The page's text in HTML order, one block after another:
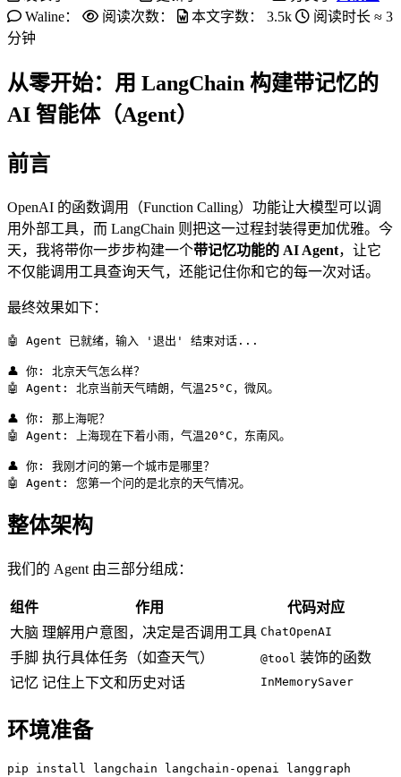
Waline：
阅读次数： 本文字数： 3.5k 阅读时长 ≈ 3
分钟
从零开始：用 LangChain 构建带记忆的
AI 智能体（Agent）
前言
OpenAI 的函数调用（Function Calling）功能让大模型可以调
用外部工具，而 LangChain 则把这一过程封装得更加优雅。今
天，我将带你一步步构建一个带记忆功能的 AI Agent，让它
不仅能调用工具查询天气，还能记住你和它的每一次对话。
最终效果如下：
🤖 Agent 已就绪，输入 '退出' 结束对话...
👤 你 :
北京天气怎么样？
🤖 Agent : 北京当前天气晴朗，气温25°C，微风。
👤 你 :
那上海呢？
🤖 Agent : 上海现在下着小雨，气温20°C，东南风。
👤 你 :
我刚才问的第一个城市是哪里？
🤖 Agent : 您第一个问的是北京的天气情况。
整体架构
我们的 Agent 由三部分组成：
组件 作用
代码对应
大脑 理解用户意图，决定是否调用工具 ChatOpenAI
手脚 执行具体任务（如查天气） @tool 装饰的函数
记忆 记住上下文和历史对话 InMemorySaver
环境准备
pip install langchain langchain-openai langgraph